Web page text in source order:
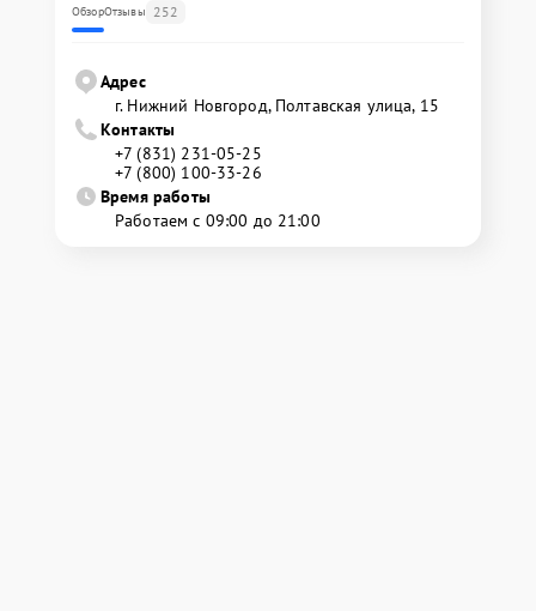
ОбзорОтзывы 252
Адрес
г. Нижний Новгород, Полтавская улица, 15
Контакты
+7 (831) 231-05-25
+7 (800) 100-33-26
Время работы
Работаем с 09:00 до 21:00